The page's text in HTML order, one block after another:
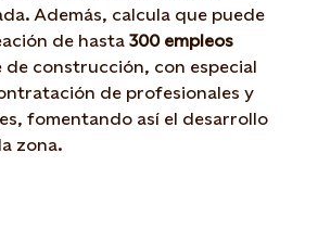
Además, calcula que puede
de hasta 300 empleos
de construcción, con especial
de profesionales y
fomentando así el desarrollo
zona.